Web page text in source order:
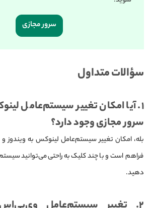
سرور مجازی
سؤالات متداول
۱. آیا امکان تغییر سیستم‌عامل
سرور مجازی وجود دارد؟
بله، امکان تغییر سیستم‌عامل لینوکس به
فراهم است و با چند کلیک به‌راحتی می‌توانید
دهید.